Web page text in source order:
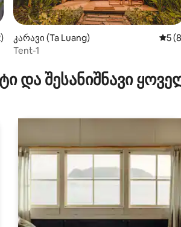
5‑დან 4,92, 12 მიმოხილვა
კარავი (Ta Luang)
5
Tent-1
და შესანიშნავი